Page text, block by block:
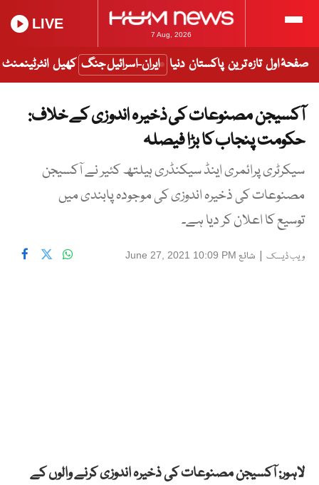
7 Aug, 2026
LIVE
صفحۂ اول تازہ ترین پاکستان دنیا ایران-اسرائیل جنگ کھیل انٹرٹینمنٹ
آکسیجن مصنوعات کی ذخیرہ اندوزی کے خلاف:
حکومت پنجاب کا بڑا فیصلہ
سیکرٹری پرائمری اینڈ سیکنڈری ہیلتھ کئیر نے آکسیجن
مصنوعات کی ذخیرہ ‏اندوزی کی موجودہ پابندی میں
توسیع کا اعلان کر دیا ہے۔
ویب ڈیسک | شائع June 27, 2021 10:09 PM
لاہور: آکسیجن مصنوعات کی ذخیرہ اندوزی کرنے والوں کے